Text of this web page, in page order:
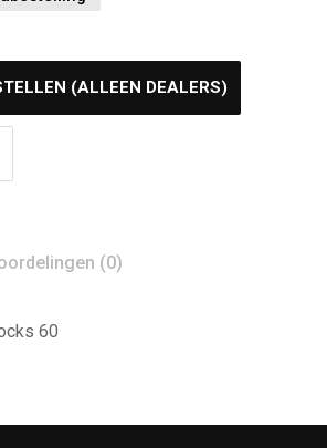
(ALLEEN DEALERS)
(0)
60